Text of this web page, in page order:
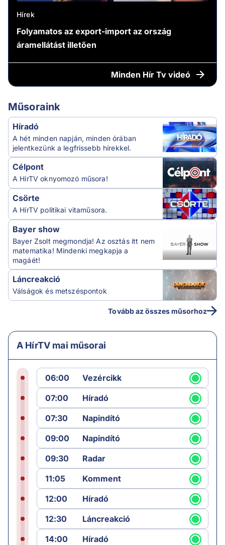
Hírek
Folyamatos az export-import az ország
áramellátást illetően
Minden Hír Tv videó
Műsoraink
Híradó
A hét minden napján, minden órában
jelentkezünk a legfrissebb hírekkel.
Célpont
A HírTV oknyomozó műsora!
Csörte
A HírTV politikai vitaműsora.
Bayer show
Bayer Zsolt megmondja! Az osztás itt nem
matematika! Mindenki megkapja a
magáét!
Láncreakció
Válságok és metszéspontok
Tovább az összes műsorhoz
A HírTV mai műsorai
06:00
Vezércikk
07:00
Híradó
07:30
Napindító
09:00
Napindító
09:30
Radar
11:05
Komment
12:00
Híradó
12:30
Láncreakció
14:00
Híradó